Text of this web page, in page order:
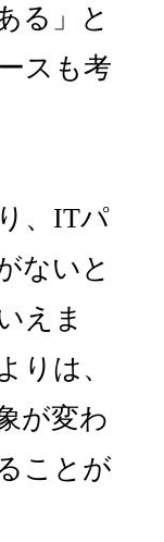
る」と
スも考
、ITパ
ないと
えま
りは、
が変わ
ことが